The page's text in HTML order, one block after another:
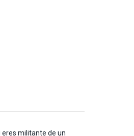
eres militante de un